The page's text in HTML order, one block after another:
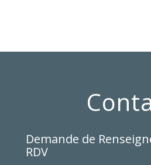
Demande de
RDV